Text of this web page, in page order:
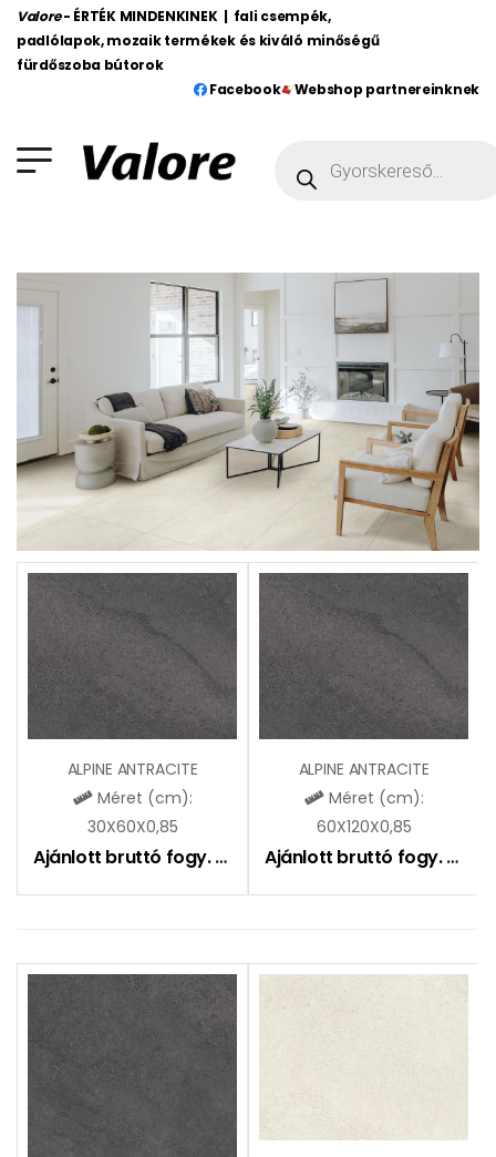
Valore - ÉRTÉK MINDENKINEK | fali csempék,
padlólapok, mozaik termékek és kiváló minőségű
fürdőszoba bútorok
Facebook
Webshop partnereinknek
ALPINE ANTRACITE
Méret (cm):
30X60X0,85
Ajánlott bruttó fogy. ár: 8990Ft
ALPINE ANTRACITE
Méret (cm):
60X120X0,85
Ajánlott bruttó fogy. ár: